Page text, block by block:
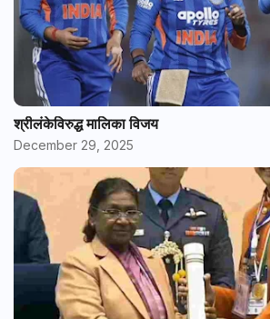
श्रीलंकेविरुद्ध मालिका विजय
December 29, 2025